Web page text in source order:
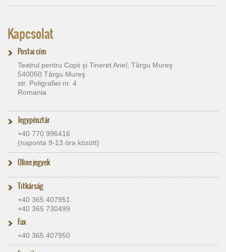
Kapcsolat
Postai cím
Teatrul pentru Copii şi Tineret Ariel, Târgu Mureş
540050 Târgu Mureş
str. Poligrafiei nr. 4
Romania
Jegypénztár
+40 770 996416
(naponta 9-13 óra között)
Oline jegyek
Titkárság
+40 365 407951
+40 365 730499
Fax
+40 365 407950